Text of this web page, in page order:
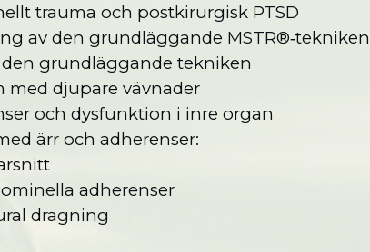
trauma och postkirurgisk PTSD
av den grundläggande MSTR®‑tekniken
grundläggande tekniken
med djupare vävnader
och dysfunktion i inre organ
ärr och adherenser:
adherenser
dragning